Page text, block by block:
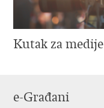
Kutak za medije
e-Građani